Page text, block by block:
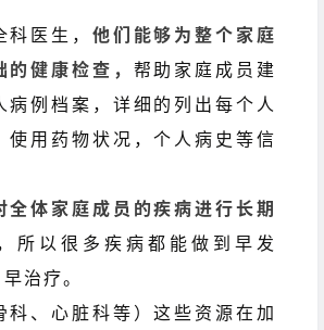
医生， 他们能够为整个家庭
健康检查， 帮助家庭成员建
病例档案，详细的列出每个人
使用药物状况，个人病史等信
全体家庭成员的疾病进行长期
所以很多疾病都能做到早发
治疗。
科、心脏科等）这些资源在加